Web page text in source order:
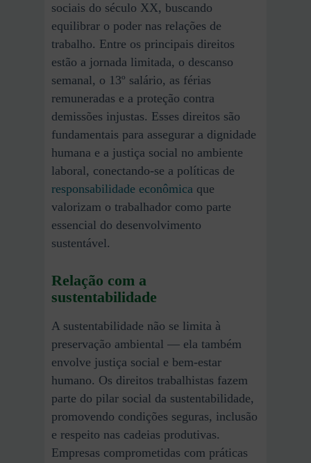
sociais do século XX, buscando
equilibrar o poder nas relações de
trabalho. Entre os principais direitos
estão a jornada limitada, o descanso
semanal, o 13º salário, as férias
remuneradas e a proteção contra
demissões injustas. Esses direitos são
fundamentais para assegurar a dignidade
humana e a justiça social no ambiente
laboral, conectando-se a políticas de
responsabilidade econômica que
valorizam o trabalhador como parte
essencial do desenvolvimento
sustentável.
Relação com a
sustentabilidade
A sustentabilidade não se limita à
preservação ambiental — ela também
envolve justiça social e bem-estar
humano. Os direitos trabalhistas fazem
parte do pilar social da sustentabilidade,
promovendo condições seguras, inclusão
e respeito nas cadeias produtivas.
Empresas comprometidas com práticas